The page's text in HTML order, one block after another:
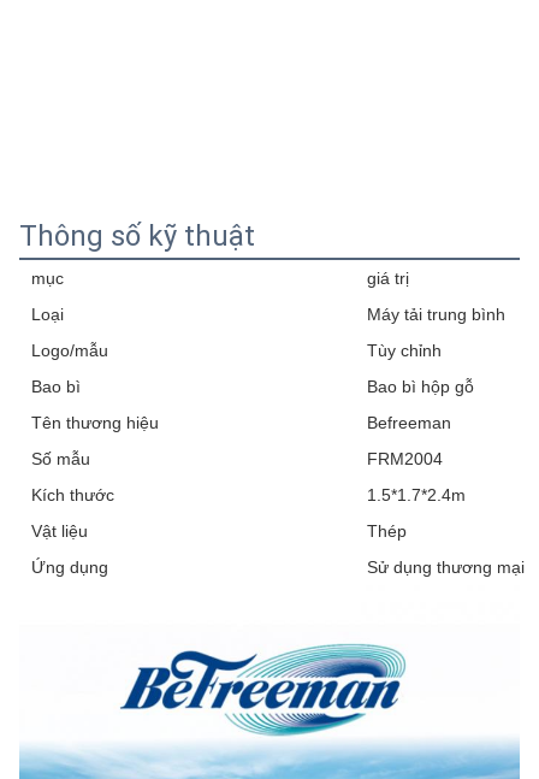
Thông số kỹ thuật
mục
giá trị
Loại
Máy tải trung bình
Logo/mẫu
Tùy chỉnh
Bao bì
Bao bì hộp gỗ
Tên thương hiệu
Befreeman
Số mẫu
FRM2004
Kích thước
1.5*1.7*2.4m
Vật liệu
Thép
Ứng dụng
Sử dụng thương mại